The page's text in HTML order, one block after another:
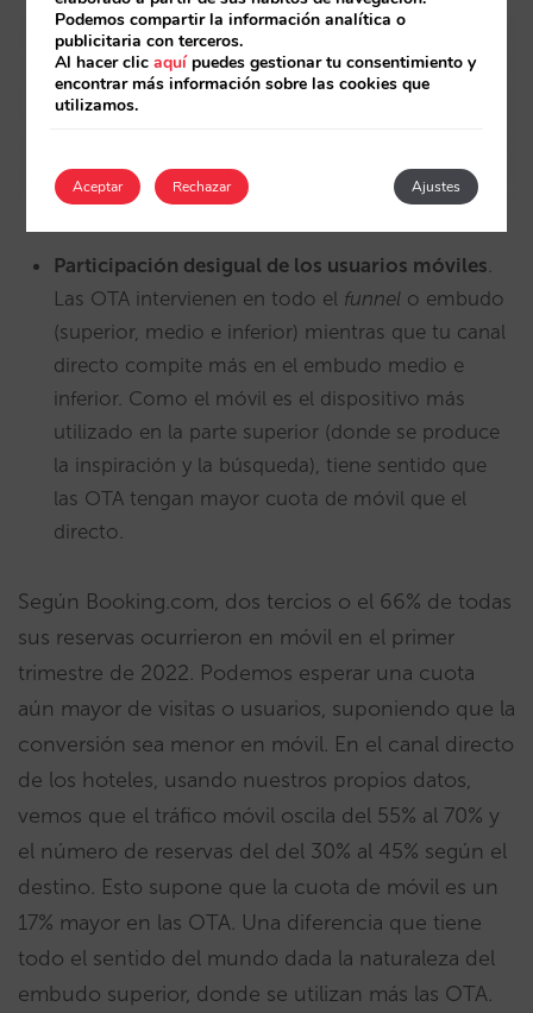
Participación desigual de los usuarios móviles
Las OTA intervienen en todo el funnel o embudo
(superior, medio e inferior) mientras que tu canal
directo compite más en el embudo medio e
inferior. Como el móvil es el dispositivo más
utilizado en la parte superior (donde se produce
la inspiración y la búsqueda), tiene sentido que
las OTA tengan mayor cuota de móvil que el
directo.
Según Booking.com, dos tercios o el 66% de todas
sus reservas ocurrieron en móvil en el primer
trimestre de 2022. Podemos esperar una cuota
aún mayor de visitas o usuarios, suponiendo que la
conversión sea menor en móvil. En el canal directo
de los hoteles, usando nuestros propios datos,
vemos que el tráfico móvil oscila del 55% al 70% y
el número de reservas del del 30% al 45% según el
destino. Esto supone que la cuota de móvil es un
17% mayor en las OTA. Una diferencia que tiene
todo el sentido del mundo dada la naturaleza del
embudo superior, donde se utilizan más las OTA.
Podemos compartir la información analítica o
publicitaria con terceros.
Al hacer clicaquípuedes gestionar tu consentimiento y
encontrar más información sobre las cookies que
utilizamos.
Aceptar Ajustes
Rechazar